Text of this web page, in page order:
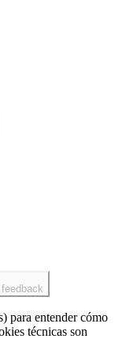
para entender cómo
técnicas son